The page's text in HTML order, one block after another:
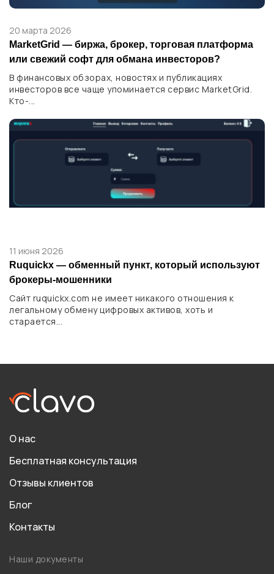
20 марта 2026
MarketGrid — биржа, брокер, торговая платформа
или свежий софт для обмана инвесторов?
В финансовых обзорах, новостях и публикациях
инвесторов все чаще упоминается сервис MarketGrid.
Кто-...
11 июня 2026
Ruquickx — обменный пункт, который используют
брокеры-мошенники
Сайт ruquickx.com не имеет никакого отношения к
легальному обмену цифровых активов, хоть и
старается...
О нас
Бесплатная консультация
Отзывы клиентов
Блог
Контакты
Наши документы